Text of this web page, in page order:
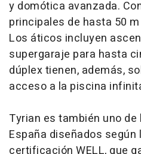
y domótica avanzada.
principales de hasta 50
Los áticos incluyen
supergaraje para hasta
dúplex tienen, además,
acceso a la piscina
Tyrian es también uno
España diseñados
certificación WELL, que